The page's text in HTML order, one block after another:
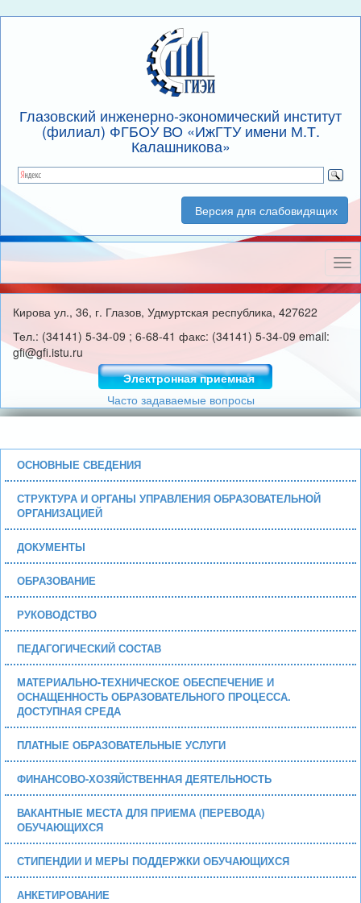
Глазовский инженерно-экономический институт
(филиал) ФГБОУ ВО «ИжГТУ имени М.Т.
Калашникова»
Версия для слабовидящих
Кирова ул., 36, г. Глазов, Удмуртская республика, 427622
Тел.: (34141) 5-34-09 ; 6-68-41 факс: (34141) 5-34-09 email:
gfi@gfi.istu.ru
Электронная приемная
Часто задаваемые вопросы
ОСНОВНЫЕ СВЕДЕНИЯ
СТРУКТУРА И ОРГАНЫ УПРАВЛЕНИЯ ОБРАЗОВАТЕЛЬНОЙ
ОРГАНИЗАЦИЕЙ
ДОКУМЕНТЫ
ОБРАЗОВАНИЕ
РУКОВОДСТВО
ПЕДАГОГИЧЕСКИЙ СОСТАВ
МАТЕРИАЛЬНО-ТЕХНИЧЕСКОЕ ОБЕСПЕЧЕНИЕ И
ОСНАЩЕННОСТЬ ОБРАЗОВАТЕЛЬНОГО ПРОЦЕССА.
ДОСТУПНАЯ СРЕДА
ПЛАТНЫЕ ОБРАЗОВАТЕЛЬНЫЕ УСЛУГИ
ФИНАНСОВО-ХОЗЯЙСТВЕННАЯ ДЕЯТЕЛЬНОСТЬ
ВАКАНТНЫЕ МЕСТА ДЛЯ ПРИЕМА (ПЕРЕВОДА)
ОБУЧАЮЩИХСЯ
СТИПЕНДИИ И МЕРЫ ПОДДЕРЖКИ ОБУЧАЮЩИХСЯ
АНКЕТИРОВАНИЕ